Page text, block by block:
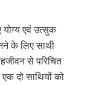
योग्य एवं उत्सुक
के लिए साथी
से परिचित
दो साथियों को